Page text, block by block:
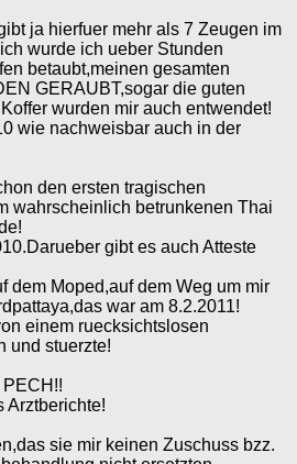
ja hierfuer mehr als 7 Zeugen im
wurde ich ueber Stunden
betaubt,meinen gesamten
GERAUBT,sogar die guten
wurden mir auch entwendet!
wie nachweisbar auch in der
den ersten tragischen
wahrscheinlich betrunkenen Thai
gibt es auch Atteste
dem Moped,auf dem Weg um mir
war am 8.2.2011!
einem ruecksichtslosen
und stuerzte!
Arztberichte!
sie mir keinen Zuschuss bzz.